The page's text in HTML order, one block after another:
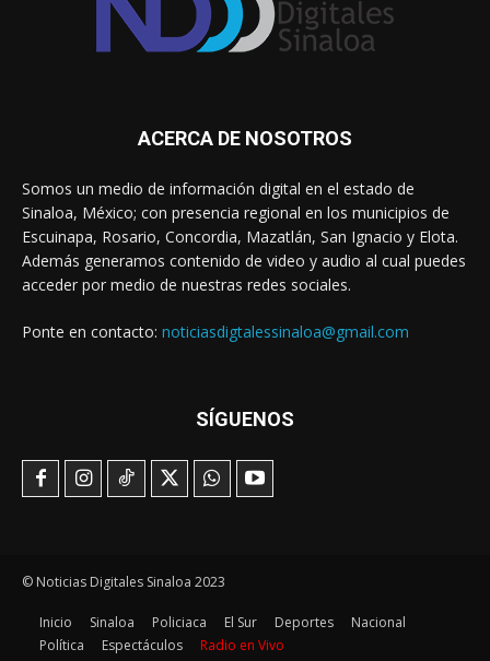
ACERCA DE NOSOTROS
Somos un medio de información digital en el estado de
Sinaloa, México; con presencia regional en los municipios de
Escuinapa, Rosario, Concordia, Mazatlán, San Ignacio y Elota.
Además generamos contenido de video y audio al cual puedes
acceder por medio de nuestras redes sociales.
Ponte en contacto: noticiasdigtalessinaloa@gmail.com
SÍGUENOS
© Noticias Digitales Sinaloa 2023
Inicio Sinaloa Policiaca El Sur Deportes
Nacional
Política
Espectáculos Radio en Vivo